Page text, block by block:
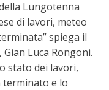
Lungotenna
di lavori, meteo
spiega il
Luca Rongoni.
stato dei lavori,
terminato e lo